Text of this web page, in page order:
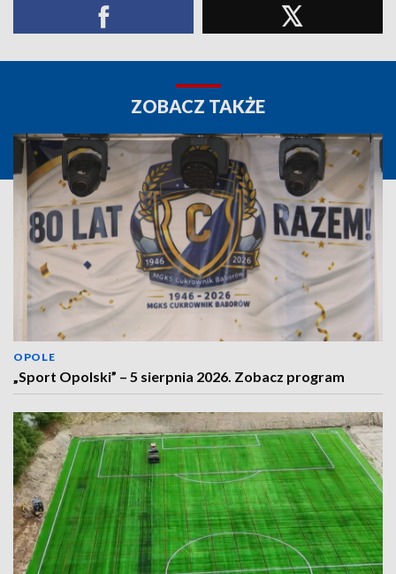
ZOBACZ TAKŻE
OPOLE
„Sport Opolski” – 5 sierpnia 2026. Zobacz program